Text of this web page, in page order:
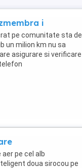
i
pe comunitate sta de
un milion km nu sa
asigurare si verificare
pe cel alb
doua sirocou pe